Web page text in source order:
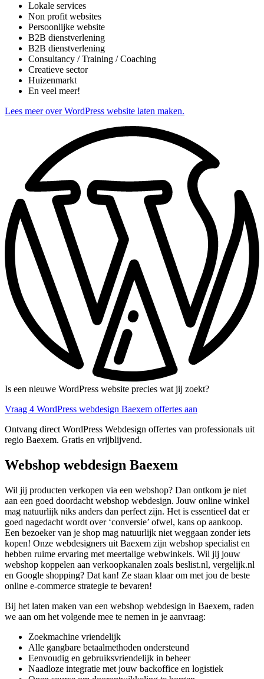
Lokale services
Non profit websites
Persoonlijke website
B2B dienstverlening
B2B dienstverlening
Consultancy / Training / Coaching
Creatieve sector
Huizenmarkt
En veel meer!
Lees meer over WordPress website laten maken.
Is een nieuwe WordPress website precies wat jij zoekt?
Vraag 4 WordPress webdesign Baexem offertes aan
Ontvang direct WordPress Webdesign offertes van professionals uit
regio Baexem. Gratis en vrijblijvend.
Webshop webdesign Baexem
Wil jij producten verkopen via een webshop? Dan ontkom je niet
aan een goed doordacht webshop webdesign. Jouw online winkel
mag natuurlijk niks anders dan perfect zijn. Het is essentieel dat er
goed nagedacht wordt over ‘conversie’ ofwel, kans op aankoop.
Een bezoeker van je shop mag natuurlijk niet weggaan zonder iets
kopen! Onze webdesigners uit Baexem zijn webshop specialist en
hebben ruime ervaring met meertalige webwinkels. Wil jij jouw
webshop koppelen aan verkoopkanalen zoals beslist.nl, vergelijk.nl
en Google shopping? Dat kan! Ze staan klaar om met jou de beste
online e-commerce strategie te bevaren!
Bij het laten maken van een webshop webdesign in Baexem, raden
we aan om het volgende mee te nemen in je aanvraag:
Zoekmachine vriendelijk
Alle gangbare betaalmethoden ondersteund
Eenvoudig en gebruiksvriendelijk in beheer
Naadloze integratie met jouw backoffice en logistiek